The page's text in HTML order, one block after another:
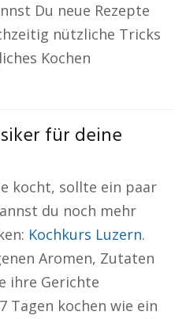
Du neue Rezepte
nützliche Tricks
Kochen
für deine
kocht, sollte ein paar
du noch mehr
Kochkurs Luzern.
Aromen, Zutaten
ihre Gerichte
Tagen kochen wie ein